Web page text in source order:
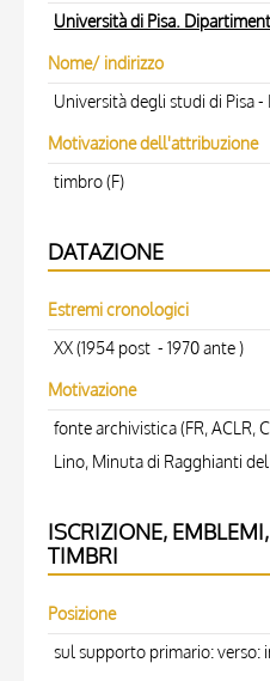
Università di Pisa.
Nome/ indirizzo
Università degli studi di Pisa
Motivazione dell'attribuzione
timbro (F)
DATAZIONE
Estremi cronologici
XX (1954 post - 1970 ante )
Motivazione
fonte archivistica (FR, ACLR,
Lino, Minuta di Ragghianti del
ISCRIZIONE,
TIMBRI
Posizione
sul supporto primario: verso: